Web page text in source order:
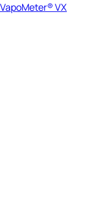
VapoMeter® VX